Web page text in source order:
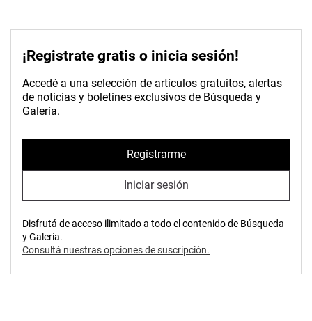
¡Registrate gratis o inicia sesión!
Accedé a una selección de artículos gratuitos, alertas
de noticias y boletines exclusivos de Búsqueda y
Galería.
Registrarme
Iniciar sesión
Disfrutá de acceso ilimitado a todo el contenido de Búsqueda
y Galería.
Consultá nuestras opciones de suscripción.